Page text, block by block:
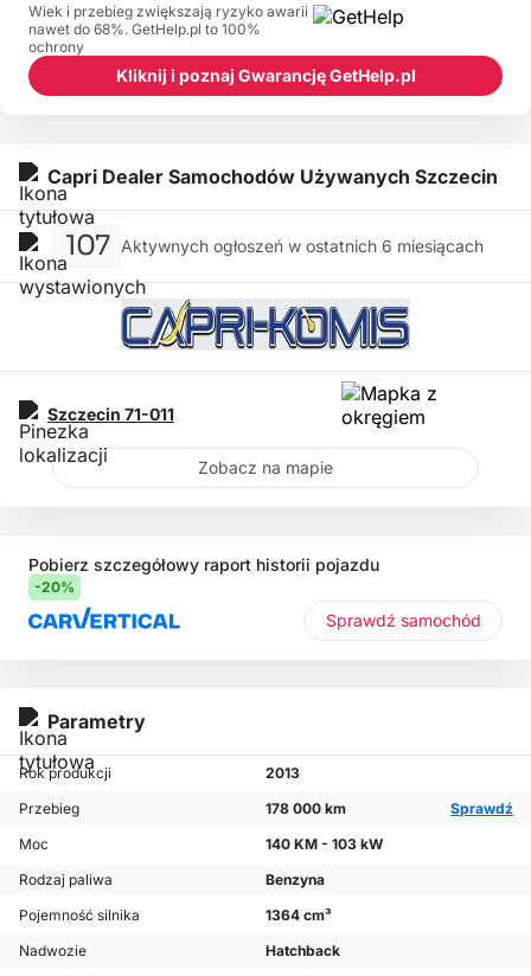
Pobierz szczegółowy raport historii pojazdu
-20%
Sprawdź samochód
Parametry
Rok produkcji
2013
Przebieg
178 000 km
Sprawdź
Moc
140 KM - 103 kW
Rodzaj paliwa
Benzyna
Pojemność silnika
1364 cm³
Nadwozie
Hatchback
Capri Dealer Samochodów Używanych Szczecin
107 Aktywnych ogłoszeń w ostatnich 6 miesiącach
Szczecin 71-011
Zobacz na mapie
Wiek i przebieg zwiększają ryzyko awarii
nawet do 68%. GetHelp.pl to 100%
ochrony
Kliknij i poznaj Gwarancję GetHelp.pl